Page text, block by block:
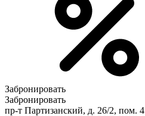
Забронировать
Забронировать
пр-т Партизанский, д. 26/2, пом. 4